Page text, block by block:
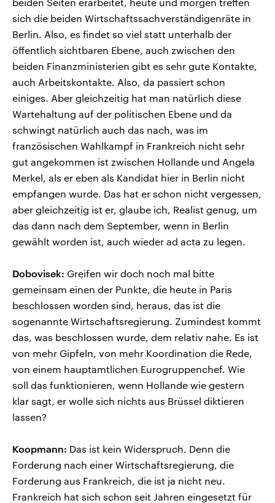
sich die beiden Wirtschaftssachverständigenräte in
Berlin. Also, es findet so viel statt unterhalb der
öffentlich sichtbaren Ebene, auch zwischen den
beiden Finanzministerien gibt es sehr gute Kontakte,
auch Arbeitskontakte. Also, da passiert schon
einiges. Aber gleichzeitig hat man natürlich diese
Wartehaltung auf der politischen Ebene und da
schwingt natürlich auch das nach, was im
französischen Wahlkampf in Frankreich nicht sehr
gut angekommen ist zwischen Hollande und Angela
Merkel, als er eben als Kandidat hier in Berlin nicht
empfangen wurde. Das hat er schon nicht vergessen,
aber gleichzeitig ist er, glaube ich, Realist genug, um
das dann nach dem September, wenn in Berlin
gewählt worden ist, auch wieder ad acta zu legen.
Dobovisek: Greifen wir doch noch mal bitte
gemeinsam einen der Punkte, die heute in Paris
beschlossen worden sind, heraus, das ist die
sogenannte Wirtschaftsregierung. Zumindest kommt
das, was beschlossen wurde, dem relativ nahe. Es ist
von mehr Gipfeln, von mehr Koordination die Rede,
von einem hauptamtlichen Eurogruppenchef. Wie
soll das funktionieren, wenn Hollande wie gestern
klar sagt, er wolle sich nichts aus Brüssel diktieren
lassen?
Koopmann: Das ist kein Widerspruch. Denn die
Forderung nach einer Wirtschaftsregierung, die
Forderung aus Frankreich, die ist ja nicht neu.
Frankreich hat sich schon seit Jahren eingesetzt für